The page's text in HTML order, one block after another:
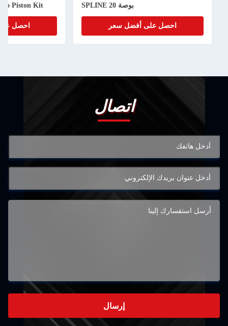
بوصة 20 SPLINE
احصل على أفضل سعر
Piston Kit
احصل
اتصال
إرسال